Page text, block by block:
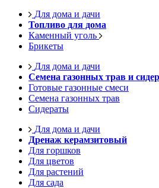
Для дома и дачи
Топливо для дома
Каменный уголь
Брикеты
Для дома и дачи
Семена газонных трав и
Готовые газонные смеси
Семена газонных трав
Сидераты
Для дома и дачи
Дренаж керамзитовый
Для горшков
Для цветов
Для растений
Для сада